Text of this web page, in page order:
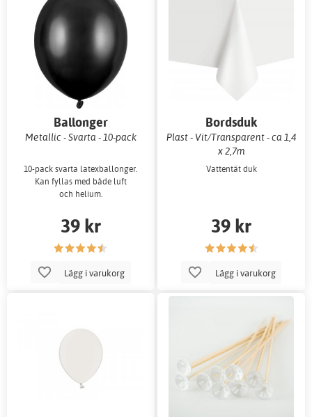
Ballonger
Metallic - Svarta - 10-pack
10-pack svarta latexballonger.
Kan fyllas med både luft
och helium.
39 kr
Lägg i varukorg
Bordsduk
Plast - Vit/Transparent - ca 1,4
x 2,7m
Vattentät duk
39 kr
Lägg i varukorg